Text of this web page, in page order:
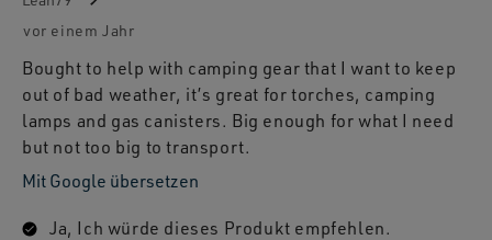
vor einem Jahr
Bought to help with camping gear that I want to keep
out of bad weather, it’s great for torches, camping
lamps and gas canisters. Big enough for what I need
but not too big to transport.
Mit Google übersetzen
Ja, Ich würde dieses Produkt empfehlen.